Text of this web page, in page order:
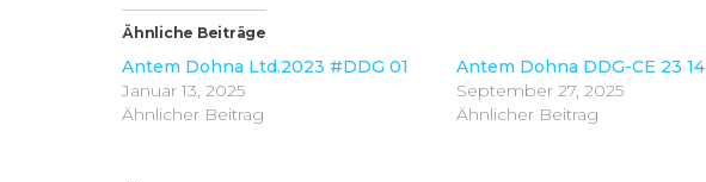
Ähnliche Beiträge
Antem Dohna Ltd.2023 #DDG 01
Januar 13, 2025
Ähnlicher Beitrag
Antem Dohna DDG-CE 23 14
September 27, 2025
Ähnlicher Beitrag